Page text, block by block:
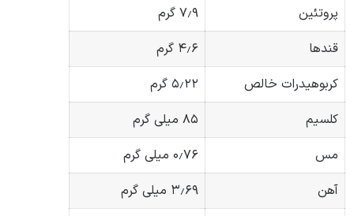
پروتئین
۷٫۹ گرم
قندها
۴٫۶ گرم
کربوهیدرات خالص
۵٫۲۲ گرم
کلسیم
۸۵ میلی گرم
مس
۰٫۷۶ میلی گرم
آهن
۳٫۶۹ میلی گرم